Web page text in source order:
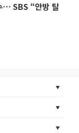
… SBS “안방 탈